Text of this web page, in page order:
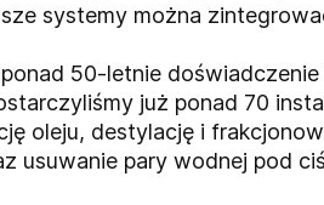
systemy można
ponad 50-letnie
już ponad 70
oleju, destylację i
usuwanie pary wodnej pod